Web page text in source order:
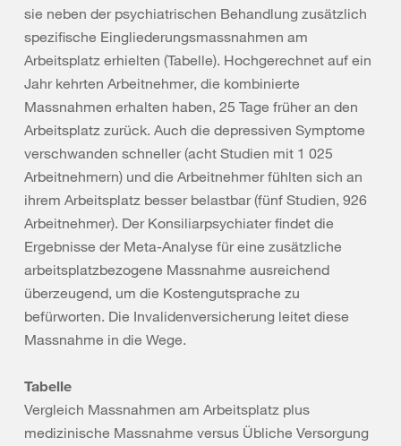
sie neben der psychiatrischen Behandlung zusätzlich
spezifische Eingliederungsmassnahmen am
Arbeitsplatz erhielten (Tabelle). Hochgerechnet auf ein
Jahr kehrten Arbeitnehmer, die kombinierte
Massnahmen erhalten haben, 25 Tage früher an den
Arbeitsplatz zurück. Auch die depressiven Symptome
verschwanden schneller (acht Studien mit 1 025
Arbeitnehmern) und die Arbeitnehmer fühlten sich an
ihrem Arbeitsplatz besser belastbar (fünf Studien, 926
Arbeitnehmer). Der Konsiliarpsychiater findet die
Ergebnisse der Meta-Analyse für eine zusätzliche
arbeitsplatzbezogene Massnahme ausreichend
überzeugend, um die Kostengutsprache zu
befürworten. Die Invalidenversicherung leitet diese
Massnahme in die Wege.
Tabelle
Vergleich Massnahmen am Arbeitsplatz plus
medizinische Massnahme versus Übliche Versorgung